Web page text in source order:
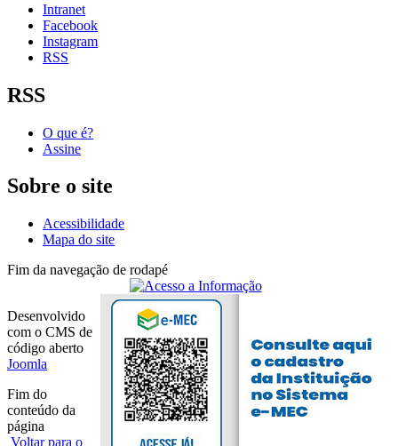
Intranet
Facebook
Instagram
RSS
RSS
O que é?
Assine
Sobre o site
Acessibilidade
Mapa do site
Fim da navegação de rodapé
Desenvolvido
com o CMS de
código aberto
Joomla
Fim do
conteúdo da
página
Voltar para o